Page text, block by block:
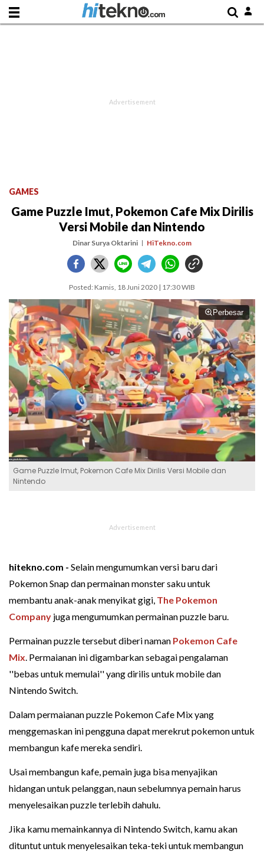
GAMES
Game Puzzle Imut, Pokemon Cafe Mix Dirilis
Versi Mobile dan Nintendo
Dinar Surya Oktarini HiTekno.com
Posted: Kamis, 18 Juni 2020 | 17:30 WIB
Perbesar
Game Puzzle Imut, Pokemon Cafe Mix Dirilis Versi Mobile dan
Nintendo
hitekno.com - Selain mengumumkan versi baru dari
Pokemon Snap dan permainan monster saku untuk
membantu anak-anak menyikat gigi, The Pokemon
Company juga mengumumkan permainan puzzle baru.
Permainan puzzle tersebut diberi naman Pokemon Cafe
Mix. Permaianan ini digambarkan sebagai pengalaman
''bebas untuk memulai'' yang dirilis untuk mobile dan
Nintendo Switch.
Dalam permaianan puzzle Pokemon Cafe Mix yang
menggemaskan ini pengguna dapat merekrut pokemon untuk
membangun kafe mereka sendiri.
Usai membangun kafe, pemain juga bisa menyajikan
hidangan untuk pelanggan, naun sebelumnya pemain harus
menyelesaikan puzzle terlebih dahulu.
Jika kamu memainkannya di Nintendo Switch, kamu akan
dituntut untuk menyelesaikan teka-teki untuk membangun